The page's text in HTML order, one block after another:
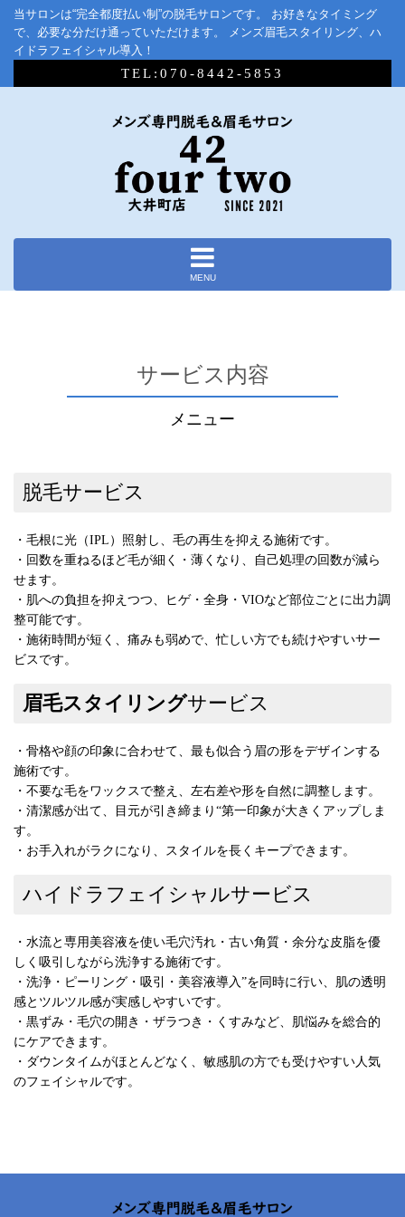
当サロンは“完全都度払い制”の脱毛サロンです。 お好きなタイミング
で、必要な分だけ通っていただけます。 メンズ眉毛スタイリング、ハ
イドラフェイシャル導入！
TEL:070-8442-5853
MENU
サービス内容
メニュー
脱毛サービス
・毛根に光（IPL）照射し、毛の再生を抑える施術です。
・回数を重ねるほど毛が細く・薄くなり、自己処理の回数が減ら
せます。
・肌への負担を抑えつつ、ヒゲ・全身・VIOなど部位ごとに出力調
整可能です。
・施術時間が短く、痛みも弱めで、忙しい方でも続けやすいサー
ビスです。
眉毛スタイリングサービス
・骨格や顔の印象に合わせて、最も似合う眉の形をデザインする
施術です。
・不要な毛をワックスで整え、左右差や形を自然に調整します。
・清潔感が出て、目元が引き締まり“第一印象が大きくアップしま
す。
・お手入れがラクになり、スタイルを長くキープできます。
ハイドラフェイシャルサービス
・水流と専用美容液を使い毛穴汚れ・古い角質・余分な皮脂を優
しく吸引しながら洗浄する施術です。
・洗浄・ピーリング・吸引・美容液導入”を同時に行い、肌の透明
感とツルツル感が実感しやすいです。
・黒ずみ・毛穴の開き・ザラつき・くすみなど、肌悩みを総合的
にケアできます。
・ダウンタイムがほとんどなく、敏感肌の方でも受けやすい人気
のフェイシャルです。